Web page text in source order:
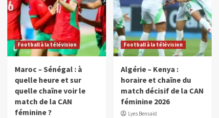
Football à la télévision
Maroc – Sénégal : à
quelle heure et sur
quelle chaîne voir le
match de la CAN
féminine ?
Football à la télévision
Algérie – Kenya :
horaire et chaîne du
match décisif de la CAN
féminine 2026
Lyes Bensaïd